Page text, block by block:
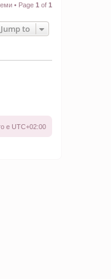
• Page 1 of 1
Jump to
е UTC+02:00